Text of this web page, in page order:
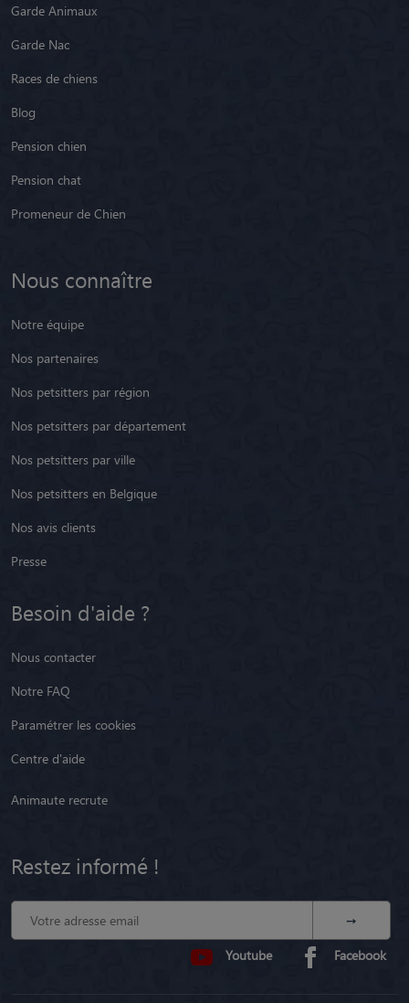
Garde Animaux
Garde Nac
Races de chiens
Blog
Pension chien
Pension chat
Promeneur de Chien
Nous connaître
Notre équipe
Nos partenaires
Nos petsitters par région
Nos petsitters par département
Nos petsitters par ville
Nos petsitters en Belgique
Nos avis clients
Presse
Besoin d'aide ?
Nous contacter
Notre FAQ
Paramétrer les cookies
Centre d'aide
Animaute recrute
Restez informé !
Youtube Facebook